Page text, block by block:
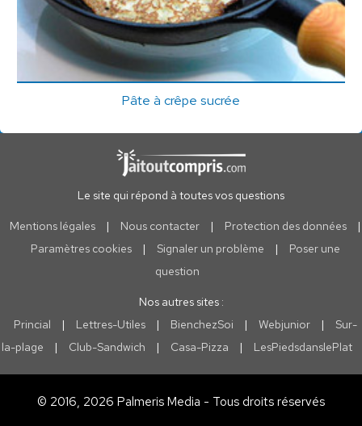
Pâte à crêpe sucrée
Le site qui répond à toutes vos questions
Mentions légales | Nous contacter | Protection des données
|
Paramètres cookies
| Signaler un problème |
Poser une
question
Nos autres sites :
Princial
| Lettres-Utiles | BienchezSoi | Webjunior |
Sur-
la-plage
| Club-Sandwich | Casa-Pizza | LesPiedsdanslePlat
© 2016, 2026 Palmeris Media - Tous droits réservés